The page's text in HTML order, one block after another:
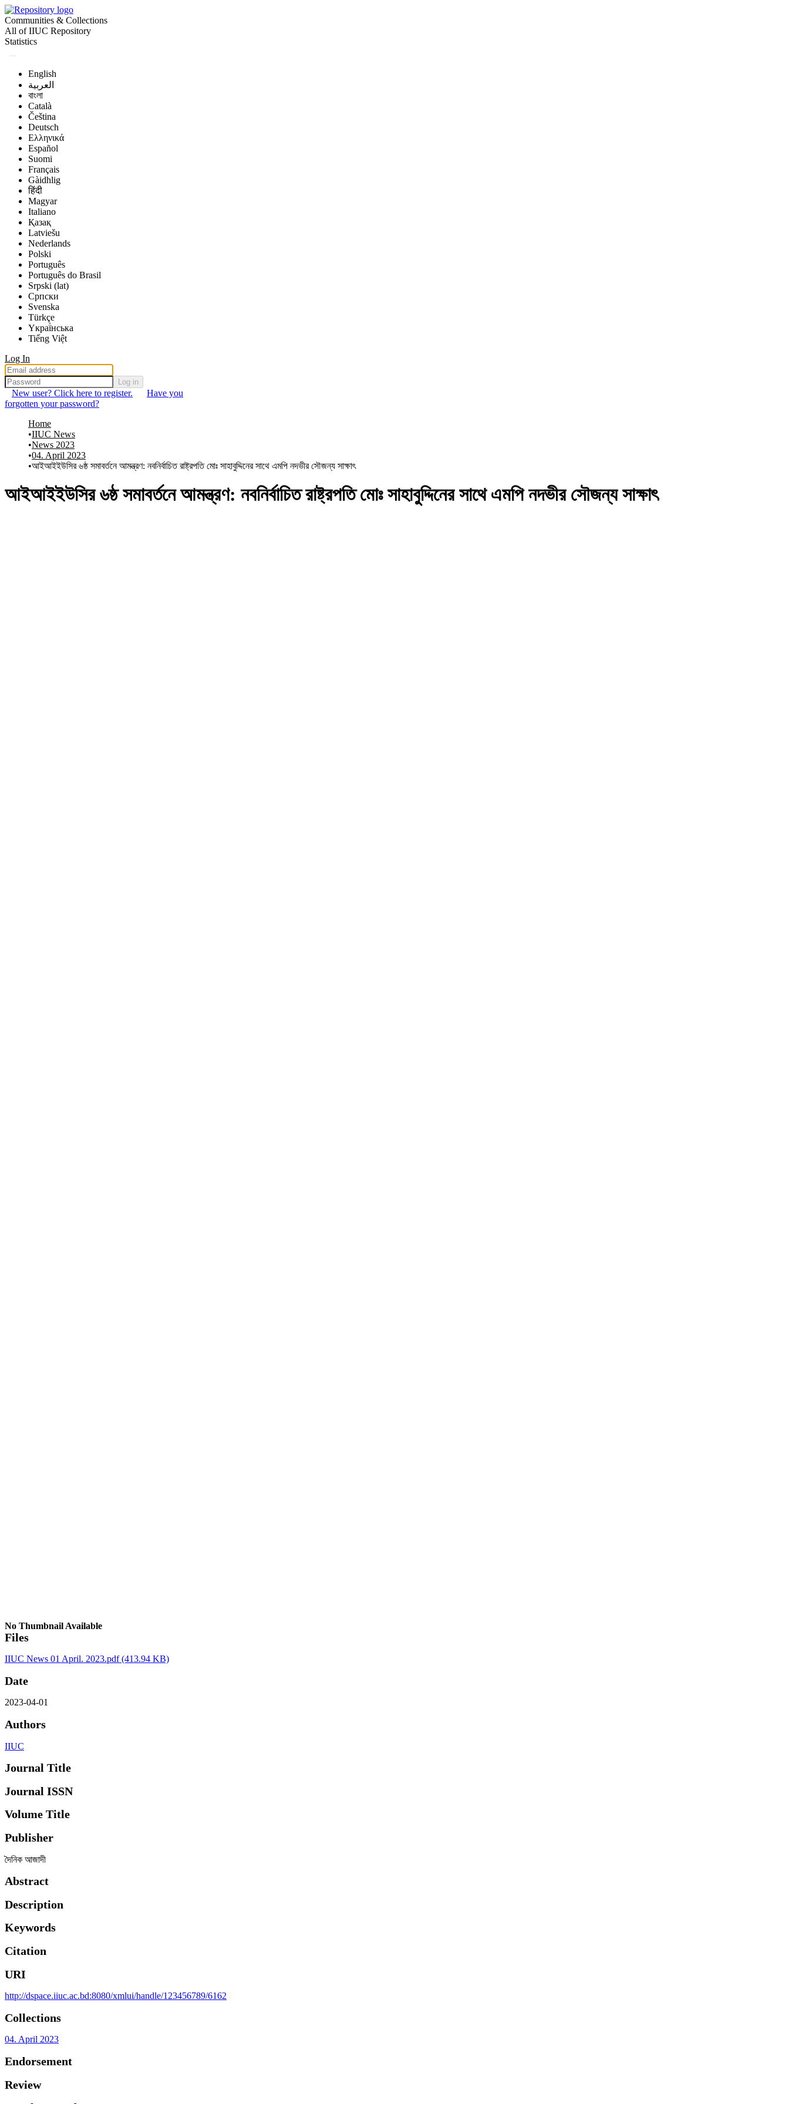
Communities & Collections
All of IIUC Repository
Statistics
English
العربية
বাংলা
Català
Čeština
Deutsch
Ελληνικά
Español
Suomi
Français
Gàidhlig
हिंदी
Magyar
Italiano
Қазақ
Latviešu
Nederlands
Polski
Português
Português do Brasil
Srpski (lat)
Српски
Svenska
Türkçe
Yкраї́нська
Tiếng Việt
Log In
Log in
New user? Click here to register.
Have you
forgotten your password?
Home
IIUC News
News 2023
04. April 2023
আইআইইউসির ৬ষ্ঠ সমাবর্তনে আমন্ত্রণ: নবনির্বাচিত রাষ্ট্রপতি মোঃ সাহাবুদ্দিনের সাথে এমপি নদভীর সৌজন্য সাক্ষাৎ
আইআইইউসির ৬ষ্ঠ সমাবর্তনে আমন্ত্রণ: নবনির্বাচিত রাষ্ট্রপতি মোঃ সাহাবুদ্দিনের সাথে এমপি নদভীর সৌজন্য সাক্ষাৎ
No Thumbnail Available
Files
IIUC News 01 April. 2023.pdf(413.94 KB)
Date
2023-04-01
Authors
IIUC
Journal Title
Journal ISSN
Volume Title
Publisher
দৈনিক আজাদী
Abstract
Description
Keywords
Citation
URI
http://dspace.iiuc.ac.bd:8080/xmlui/handle/123456789/6162
Collections
04. April 2023
Endorsement
Review